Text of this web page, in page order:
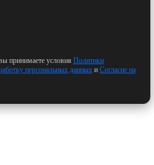
принимаете условия Политики
персональных данныхи Согласие на